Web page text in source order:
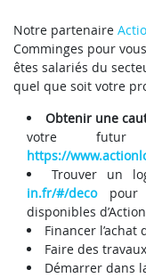
Notre partenaire
Comminges pour
êtes salariés du
quel que soit votre
Obtenir une
votre futur
https://
Trouver un
in.fr/#/decopour
disponibles
Financer l’achat
Faire des travaux
Démarrer dans